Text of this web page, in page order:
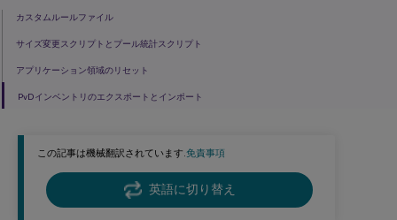
この記事は機械翻訳されています.免責事項
英語に切り替え
カスタムルールファイル
サイズ変更スクリプトとプール統計スクリプト
アプリケーション領域のリセット
PvDインベントリのエクスポートとインポート